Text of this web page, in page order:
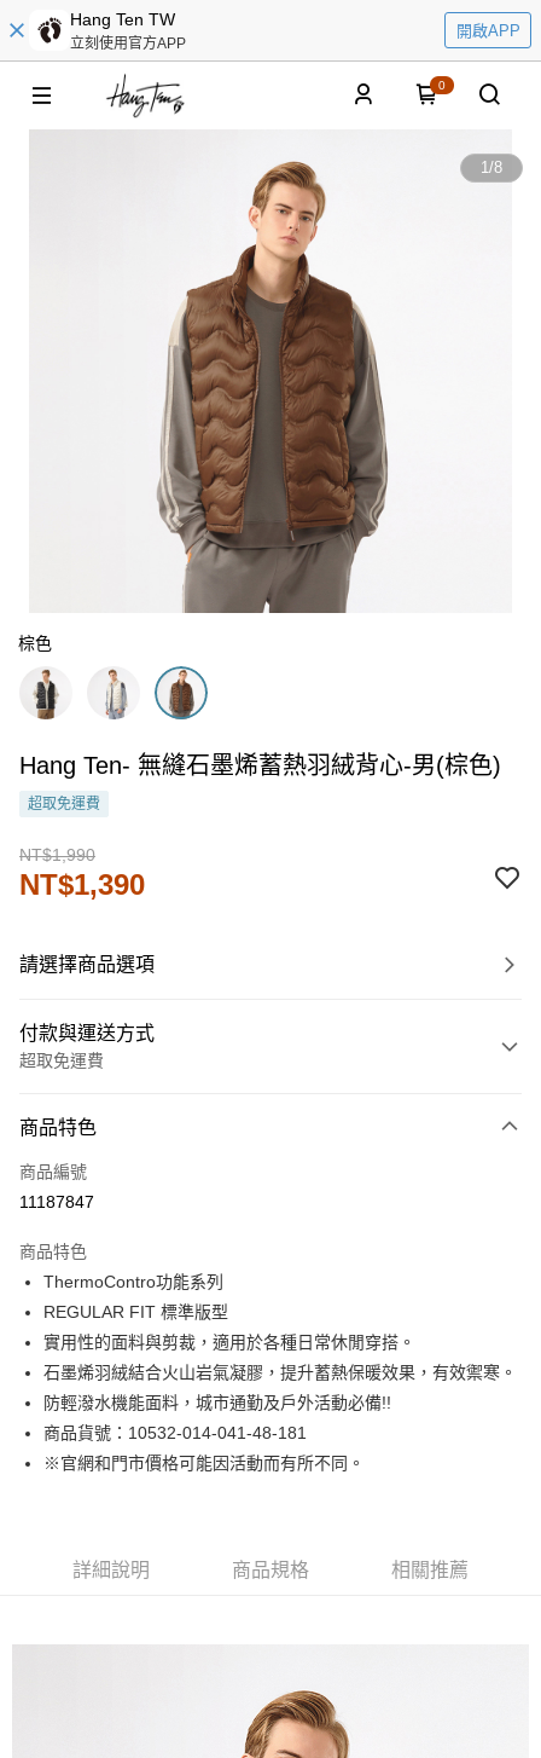
Hang Ten TW
立刻使用官方APP
開啟APP
0
1/8
棕色
Hang Ten- 無縫石墨烯蓄熱羽絨背心-男(棕色)
超取免運費
NT$1,990
NT$1,390
請選擇商品選項
付款與運送方式
超取免運費
信用卡一次付款
LINE Pay
街口支付
悠遊付
Google Pay
貨到付款
運送方式
商品特色
商品編號
11187847
商品特色
ThermoContro功能系列
REGULAR FIT 標準版型
實用性的面料與剪裁，適用於各種日常休閒穿搭。
石墨烯羽絨結合火山岩氣凝膠，提升蓄熱保暖效果，有效禦寒。
防輕潑水機能面料，城市通勤及戶外活動必備!!
商品貨號：10532-014-041-48-181
※官網和門市價格可能因活動而有所不同。
詳細說明 商品規格 相關推薦